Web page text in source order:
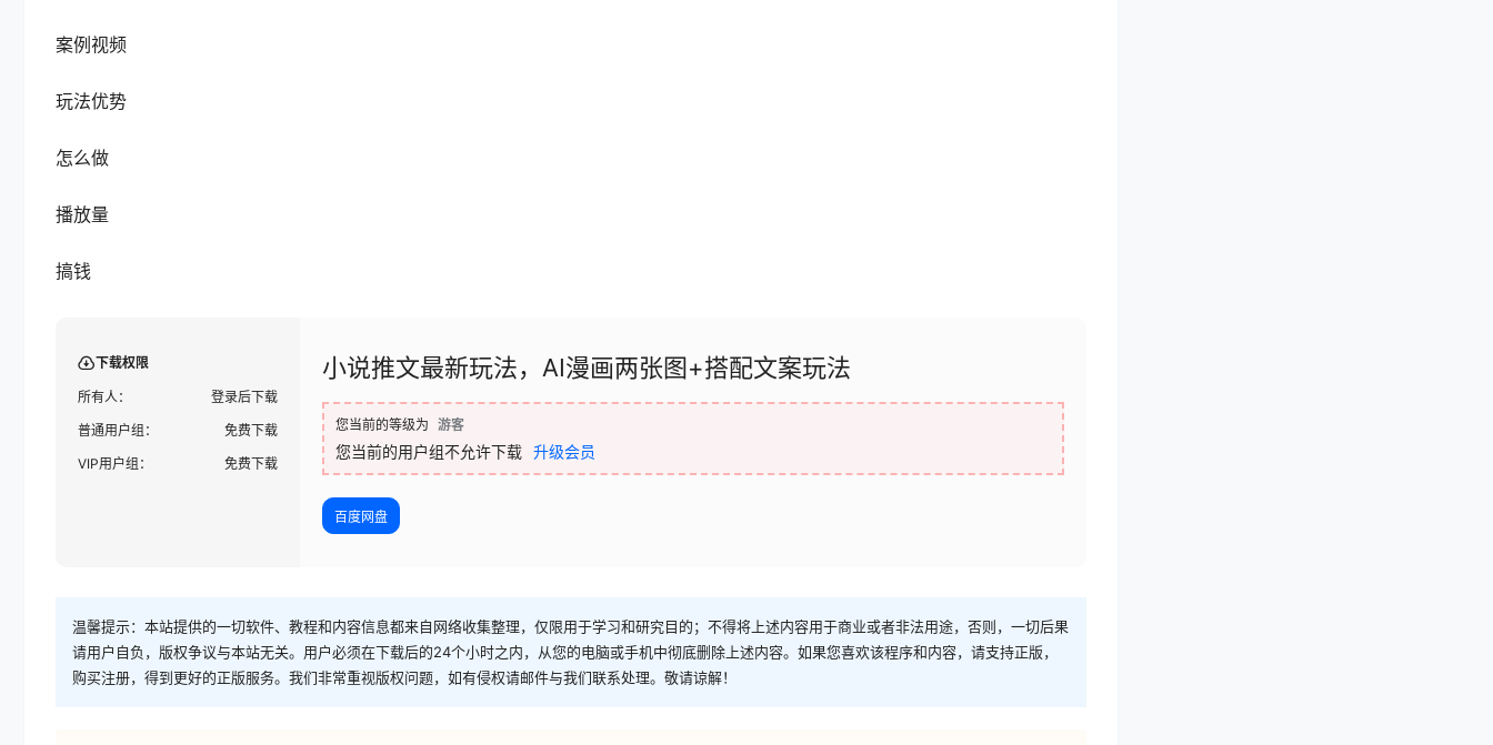
案例视频
玩法优势
怎么做
播放量
搞钱
下载权限
所有人：
登录后下载
普通用户组：
免费下载
VIP用户组：
免费下载
小说推文最新玩法，AI漫画两张图+搭配文案玩法
您当前的等级为 游客
您当前的用户组不允许下载 升级会员
百度网盘
温馨提示：本站提供的一切软件、教程和内容信息都来自网络收集整理，仅限用于学习和研究目的；不得将上述内容用于商业或者非法用途，否则，一切后果
请用户自负，版权争议与本站无关。用户必须在下载后的24个小时之内，从您的电脑或手机中彻底删除上述内容。如果您喜欢该程序和内容，请支持正版，
购买注册，得到更好的正版服务。我们非常重视版权问题，如有侵权请邮件与我们联系处理。敬请谅解！